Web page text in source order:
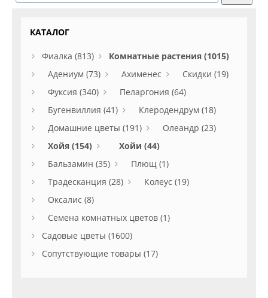
КАТАЛОГ
Фиалка (813)
Комнатные растения (1015)
Адениум (73)
Ахименес
Скидки (19)
Фуксия (340)
Пеларгония (64)
Бугенвиллия (41)
Клеродендрум (18)
Домашние цветы (191)
Олеандр (23)
Хойя (154)
Хойи (44)
Бальзамин (35)
Плющ (1)
Традесканция (28)
Колеус (19)
Оксалис (8)
Семена комнатных цветов (1)
Садовые цветы (1600)
Сопутствующие товары (17)